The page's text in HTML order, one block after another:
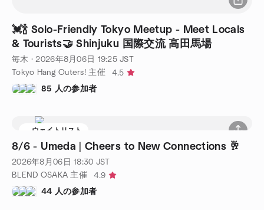
💓🍾 Solo-Friendly Tokyo Meetup - Meet Locals
& Tourists🤝 Shinjuku 国際交流 高田馬場
毎木 · 2026年8月06日 19:25 JST
Tokyo Hang Outers! 主催
4.5
85 人の参加者
ウェイトリスト
8/6 - Umeda | Cheers to New Connections 🥂
2026年8月06日 18:30 JST
BLEND OSAKA 主催
4.9
44 人の参加者